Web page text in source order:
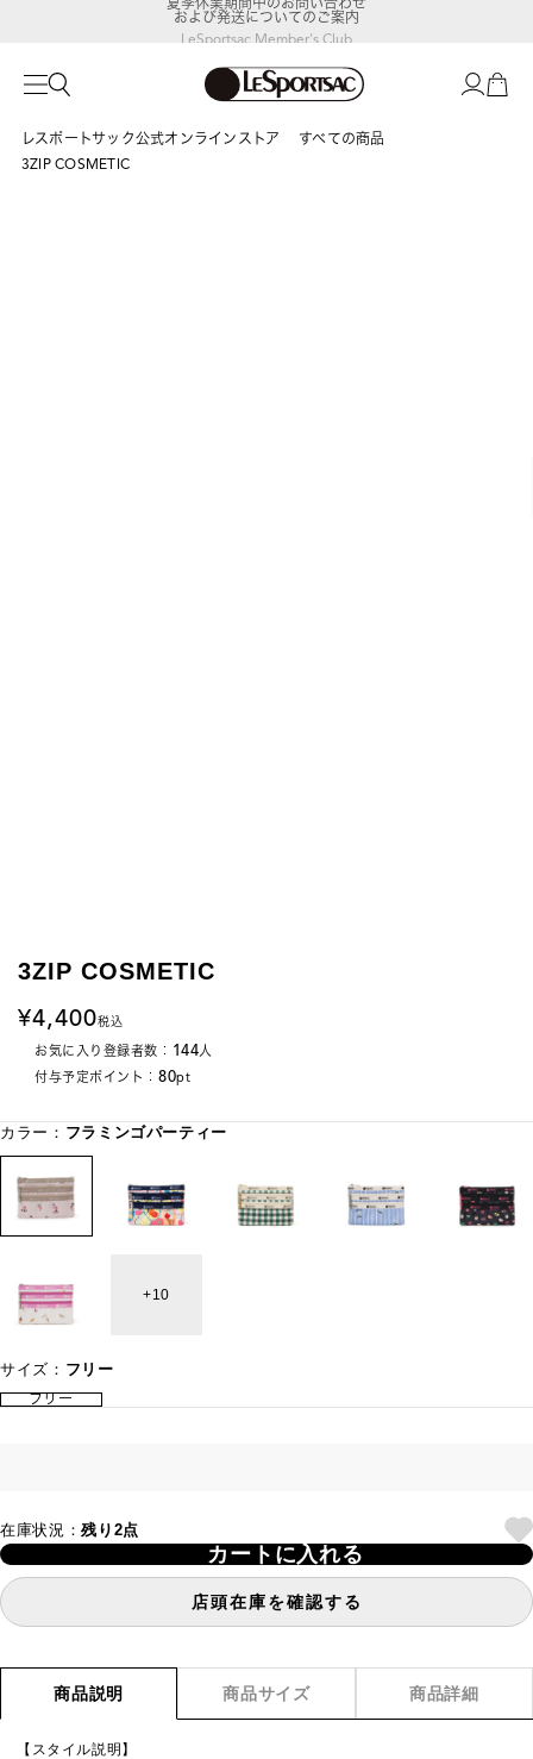
LeSportsac Member's Club
ポイントアップキャンペーン開催中
および発送についてのご案内
レスポートサック公式オンラインストア
すべての商品
3ZIP COSMETIC
3ZIP COSMETIC
4,400税込
お気に入り登録者数： 144人
付与予定ポイント： 80pt
カラー： フラミンゴパーティー
10
サイズ： フリー
フリー
在庫状況：残り2点
カートに入れる
店頭在庫を確認する
商品説明 商品サイズ 商品詳細
【スタイル説明】